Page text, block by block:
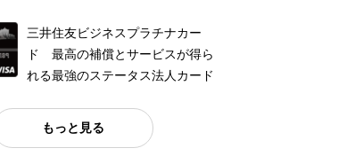
三井住友ビジネスプラチナカー
ド 最高の補償とサービスが得ら
れる最強のステータス法人カード
もっと見る